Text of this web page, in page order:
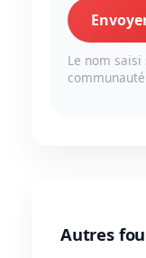
Le nom
Autres